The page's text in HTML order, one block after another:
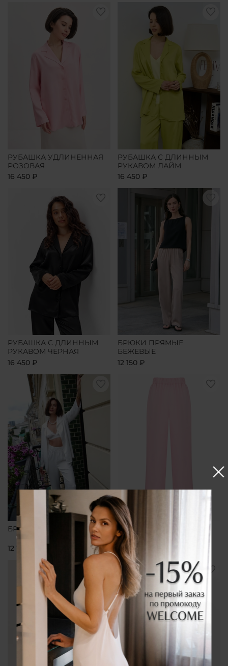
РУБАШКА УДЛИНЕННАЯ
РОЗОВАЯ
16 450 ₽
РУБАШКА С ДЛИННЫМ
РУКАВОМ ЛАЙМ
16 450 ₽
РУБАШКА С ДЛИННЫМ
РУКАВОМ ЧЕРНАЯ
16 450 ₽
БРЮКИ ПРЯМЫЕ
БЕЖЕВЫЕ
12 150 ₽
БРЮКИ ПРЯМЫЕ БЕЛЫЕ
12 150 ₽
БРЮКИ ПРЯМЫЕ
РОЗОВЫЕ
12 150 ₽